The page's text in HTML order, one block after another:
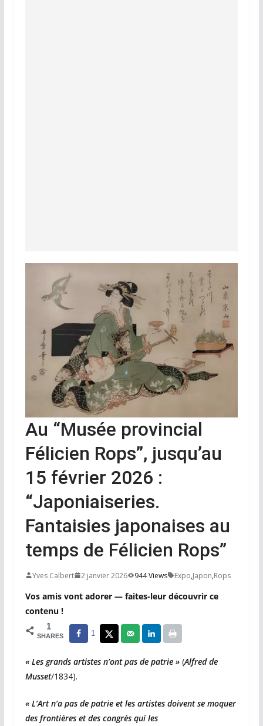
Au “Musée provincial
Félicien Rops”, jusqu’au
15 février 2026 :
“Japoniaiseries.
Fantaisies japonaises au
temps de Félicien Rops”
Yves Calbert 2 janvier 2026 944 Views Expo,Japon,Rops
Vos amis vont adorer — faites-leur découvrir ce
contenu !
1
SHARES 1
« Les grands artistes n’ont pas de patrie » (Alfred de
Musset/1834).
« L’Art n’a pas de patrie et les artistes doivent se moquer
des frontières et des congrès qui les